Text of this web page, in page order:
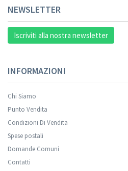
NEWSLETTER
Iscriviti alla nostra newsletter
INFORMAZIONI
Chi Siamo
Punto Vendita
Condizioni Di Vendita
Spese postali
Domande Comuni
Contatti
Your registration was successful.